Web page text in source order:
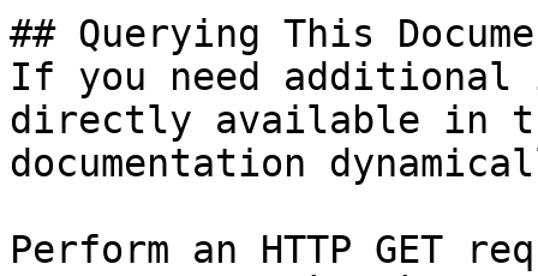
## Querying This
If you need
directly available in
documentation
Perform an HTTP GET